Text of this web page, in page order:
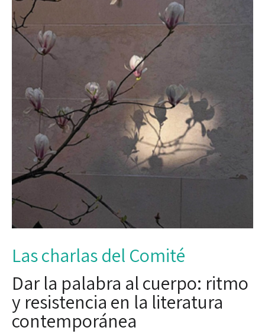
Las charlas del Comité
Dar la palabra al cuerpo: ritmo
y resistencia en la literatura
contemporánea